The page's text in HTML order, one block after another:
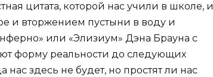
цитата, которой нас учили в школе, и
и вторжением пустыни в воду и
или «Элизиум» Дэна Брауна с
форму реальности до следующих
нас здесь не будет, но простят ли нас